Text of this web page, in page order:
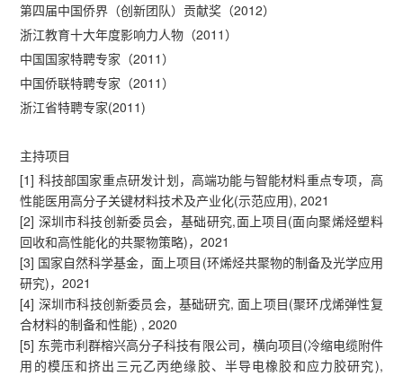
第四届中国侨界（创新团队）贡献奖（2012）
浙江教育十大年度影响力人物（2011）
中国国家特聘专家（2011）
中国侨联特聘专家（2011）
浙江省特聘专家(2011)
主持项目
[1] 科技部国家重点研发计划，高端功能与智能材料重点专项，高
性能医用高分子关键材料技术及产业化(示范应用), 2021
[2] 深圳市科技创新委员会，基础研究,面上项目(面向聚烯烃塑料
回收和高性能化的共聚物策略)，2021
[3] 国家自然科学基金，面上项目(环烯烃共聚物的制备及光学应用
研究)，2021
[4] 深圳市科技创新委员会，基础研究, 面上项目(聚环戊烯弹性复
合材料的制备和性能) , 2020
[5] 东莞市利群榕兴高分子科技有限公司，横向项目(冷缩电缆附件
用的模压和挤出三元乙丙绝缘胶、半导电橡胶和应力胶研究),